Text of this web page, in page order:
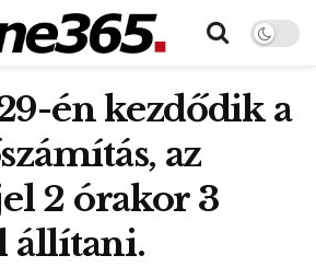
én kezdődik a
az
2 órakor 3
állítani.